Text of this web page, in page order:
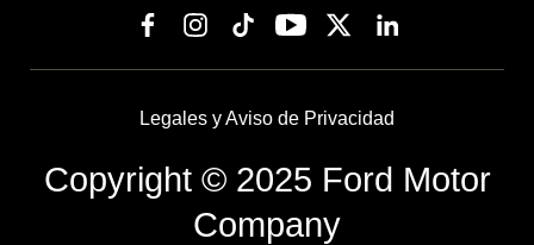
Legales y Aviso de Privacidad
Copyright © 2025 Ford Motor
Company